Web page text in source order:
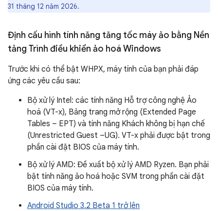
31 tháng 12 năm 2026.
Định cấu hình tính năng tăng tốc máy ảo bằng Nền
tảng Trình điều khiển ảo hoá Windows
Trước khi có thể bật WHPX, máy tính của bạn phải đáp
ứng các yêu cầu sau:
Bộ xử lý Intel: các tính năng Hỗ trợ công nghệ Ảo
hoá (VT-x), Bảng trang mở rộng (Extended Page
Tables – EPT) và tính năng Khách không bị hạn chế
(Unrestricted Guest –UG). VT-x phải được bật trong
phần cài đặt BIOS của máy tính.
Bộ xử lý AMD: Đề xuất bộ xử lý AMD Ryzen. Bạn phải
bật tính năng ảo hoá hoặc SVM trong phần cài đặt
BIOS của máy tính.
Android Studio 3.2 Beta 1 trở lên